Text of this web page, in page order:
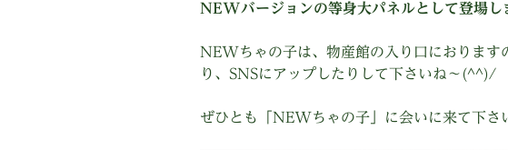
NEWバージョンの等身大パネルとして登場し
NEWちゃの子は、物産館の入り口におります
り、SNSにアップしたりして下さいね～(^^)/
ぜひとも「NEWちゃの子」に会いに来て下さ